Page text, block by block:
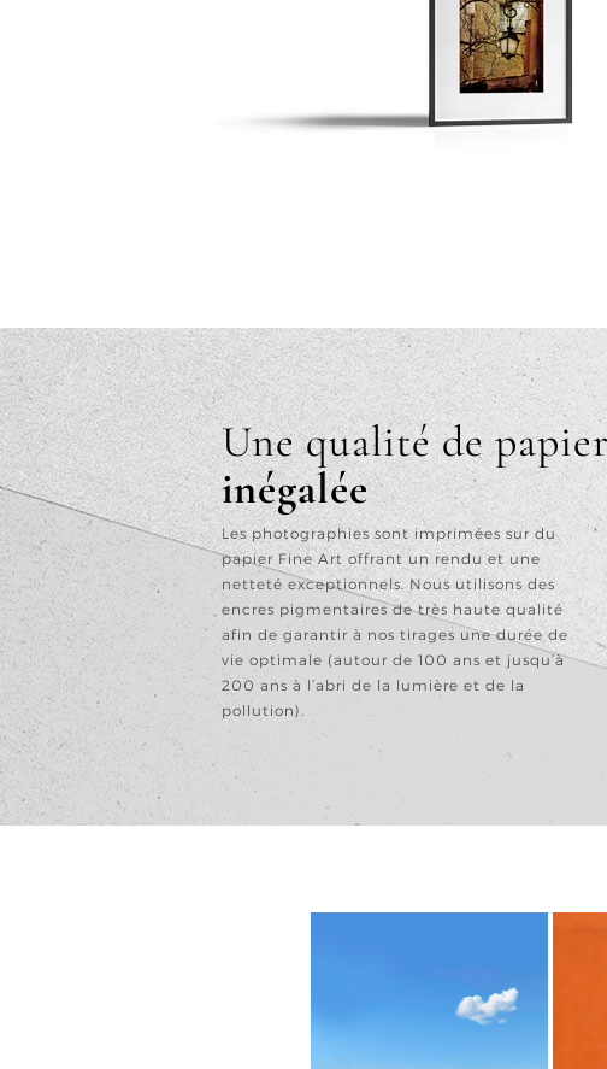
Une qualité de
inégalée
Les photographies sont imprimées sur du
papier Fine Art offrant un rendu et une
netteté exceptionnels. Nous utilisons des
encres pigmentaires de très haute qualité
afin de garantir à nos tirages une durée de
vie optimale (autour de 100 ans et jusqu’à
200 ans à l’abri de la lumière et de la
pollution).